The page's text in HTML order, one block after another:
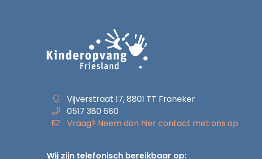
Vijverstraat 17, 8801 TT Franeker
0517 380 680
Vraag? Neem dan hier contact met ons op
Wij zijn telefonisch bereikbaar op: